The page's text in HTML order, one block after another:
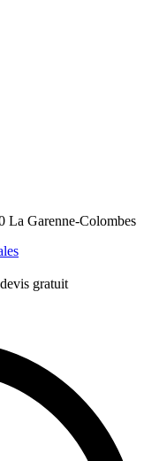
La Garenne-Colombes
gratuit